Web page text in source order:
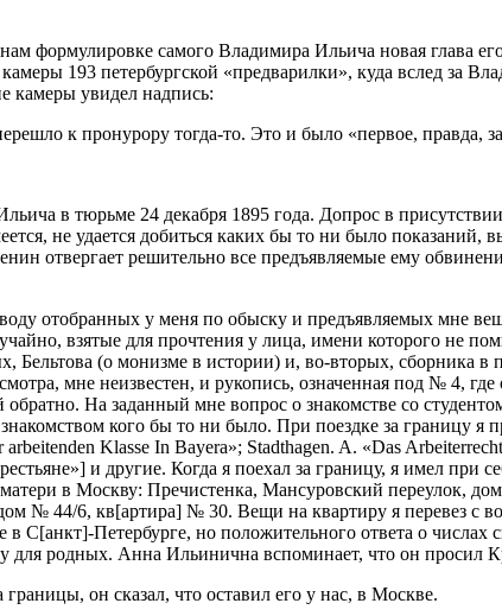
формулировке самого Владимира Ильича новая глава
193 петербургской «предварилки», куда вслед за
камеры увидел надпись:
к пронурору тогда-то. Это и было «первое, правда,
в тюрьме 24 декабря 1895 года. Допрос в
не удается добиться каких бы то ни было
отвергает решительно все предъявляемые ему
отобранных у меня по обыску и предъявляемых мне
взятые для прочтения у лица, имени которого не
(о монизме в истории) и, во-вторых, сборника
мне неизвестен, и рукопись, означенная под № 4,
На заданный мне вопрос о знакомстве со
кого бы то ни было. При поездке за границу
Klasse In Bayera»; Stadthagen. A. «Das
и другие. Когда я поехал за границу, я имел при
в Москву: Пречистенка, Мансуровский переулок,
№ 44/6, кв[артира] № 30. Вещи на квартиру я перевез с
С[анкт]-Петербурге, но положительного ответа о
для родных. Анна Ильинична вспоминает, что он просил
он сказал, что оставил его у нас, в Москве.